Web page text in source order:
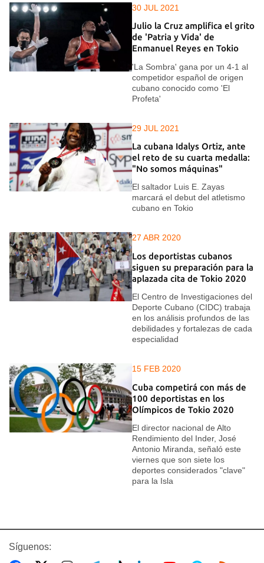
30 JUL 2021
Julio la Cruz amplifica el grito
de 'Patria y Vida' de
Enmanuel Reyes en Tokio
'La Sombra' gana por un 4-1 al
competidor español de origen
cubano conocido como 'El
Profeta'
29 JUL 2021
La cubana Idalys Ortiz, ante
el reto de su cuarta medalla:
"No somos máquinas"
El saltador Luis E. Zayas
marcará el debut del atletismo
cubano en Tokio
27 ABR 2020
Los deportistas cubanos
siguen su preparación para la
aplazada cita de Tokio 2020
El Centro de Investigaciones del
Deporte Cubano (CIDC) trabaja
en los análisis profundos de las
debilidades y fortalezas de cada
especialidad
15 FEB 2020
Cuba competirá con más de
100 deportistas en los
Olímpicos de Tokio 2020
El director nacional de Alto
Rendimiento del Inder, José
Antonio Miranda, señaló este
viernes que son siete los
deportes considerados "clave"
para la Isla
Síguenos: